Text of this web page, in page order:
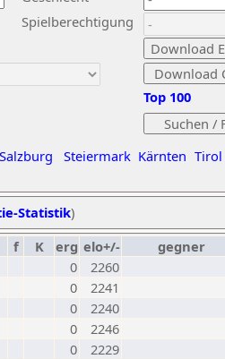
Spielberechtigung
Salzburg Steiermark Kärnten Tirol
Top 100
Statistik)
f K erg elo+/- gegner
0
2260
0
2241
0
2240
0
2246
0
2229